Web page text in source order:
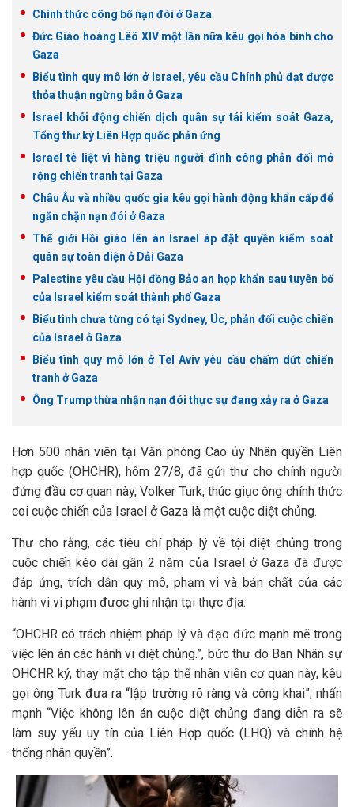
Chính thức công bố nạn đói ở Gaza
Đức Giáo hoàng Lêô XIV một lần nữa kêu gọi hòa bình cho
Gaza
Biểu tình quy mô lớn ở Israel, yêu cầu Chính phủ đạt được
thỏa thuận ngừng bắn ở Gaza
Israel khởi động chiến dịch quân sự tái kiểm soát Gaza,
Tổng thư ký Liên Hợp quốc phản ứng
Israel tê liệt vì hàng triệu người đình công phản đối mở
rộng chiến tranh tại Gaza
Châu Âu và nhiều quốc gia kêu gọi hành động khẩn cấp để
ngăn chặn nạn đói ở Gaza
Thế giới Hồi giáo lên án Israel áp đặt quyền kiểm soát
quân sự toàn diện ở Dải Gaza
Palestine yêu cầu Hội đồng Bảo an họp khẩn sau tuyên bố
của Israel kiểm soát thành phố Gaza
Biểu tình chưa từng có tại Sydney, Úc, phản đối cuộc chiến
của Israel ở Gaza
Biểu tình quy mô lớn ở Tel Aviv yêu cầu chấm dứt chiến
tranh ở Gaza
Ông Trump thừa nhận nạn đói thực sự đang xảy ra ở Gaza
Hơn 500 nhân viên tại Văn phòng Cao ủy Nhân quyền Liên
hợp quốc (OHCHR), hôm 27/8, đã gửi thư cho chính người
đứng đầu cơ quan này, Volker Turk, thúc giục ông chính thức
coi cuộc chiến của Israel ở Gaza là một cuộc diệt chủng.
Thư cho rằng, các tiêu chí pháp lý về tội diệt chủng trong
cuộc chiến kéo dài gần 2 năm của Israel ở Gaza đã được
đáp ứng, trích dẫn quy mô, phạm vi và bản chất của các
hành vi vi phạm được ghi nhận tại thực địa.
“OHCHR có trách nhiệm pháp lý và đạo đức mạnh mẽ trong
việc lên án các hành vi diệt chủng.”, bức thư do Ban Nhân sự
OHCHR ký, thay mặt cho tập thể nhân viên cơ quan này, kêu
gọi ông Turk đưa ra “lập trường rõ ràng và công khai”; nhấn
mạnh “Việc không lên án cuộc diệt chủng đang diễn ra sẽ
làm suy yếu uy tín của Liên Hợp quốc (LHQ) và chính hệ
thống nhân quyền”.